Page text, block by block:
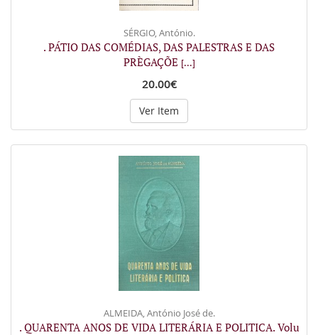
SÉRGIO, António.
. PÁTIO DAS COMÉDIAS, DAS PALESTRAS E DAS
PRÈGAÇÕE [...]
20.00€
Ver Item
ALMEIDA, António José de.
. QUARENTA ANOS DE VIDA LITERÁRIA E POLITICA. Volu